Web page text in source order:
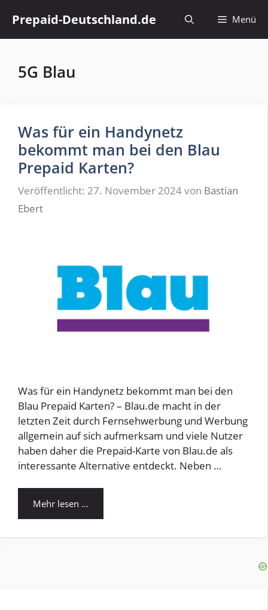
Inhalt
springen
Prepaid-Deutschland.de Menü
5G Blau
Was für ein Handynetz
bekommt man bei den Blau
Prepaid Karten?
Veröffentlicht: 27. November 2024von Bastian
Ebert
Was für ein Handynetz bekommt man bei den
Blau Prepaid Karten? – Blau.de macht in der
letzten Zeit durch Fernsehwerbung und Werbung
allgemein auf sich aufmerksam und viele Nutzer
haben daher die Prepaid-Karte von Blau.de als
interessante Alternative entdeckt. Neben …
Mehr lesen …